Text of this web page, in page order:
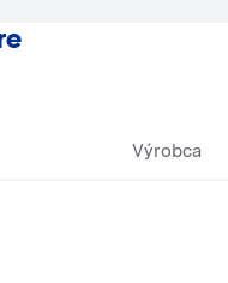
Výrobca